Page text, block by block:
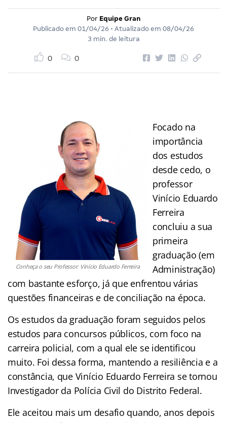
Por Equipe Gran
Publicado em 01/04/26 • Atualizado em 08/04/26
3 min. de leitura
0 0
Conheça o seu Professor: Vinício Eduardo Ferreira
Focado na
importância
dos estudos
desde cedo, o
professor
Vinício Eduardo
Ferreira
concluiu a sua
primeira
graduação (em
Administração)
com bastante esforço, já que enfrentou várias
questões financeiras e de conciliação na época.
Os estudos da graduação foram seguidos pelos
estudos para concursos públicos, com foco na
carreira policial, com a qual ele se identificou
muito. Foi dessa forma, mantendo a resiliência e a
constância, que Vinício Eduardo Ferreira se tornou
Investigador da Polícia Civil do Distrito Federal.
Ele aceitou mais um desafio quando, anos depois